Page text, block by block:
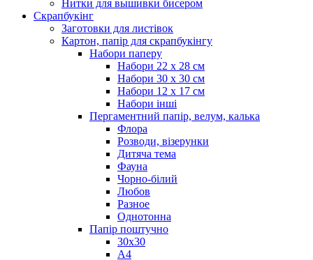
Нитки для вышивки бисером
Скрапбукінг
Заготовки для листівок
Картон, папір для скрапбукінгу
Набори паперу
Набори 22 х 28 см
Набори 30 х 30 см
Набори 12 х 17 см
Набори інші
Пергаментний папір, велум, калька
Флора
Розводи, візерунки
Дитяча тема
Фауна
Чорно-білий
Любов
Разное
Однотонна
Папір поштучно
30х30
А4